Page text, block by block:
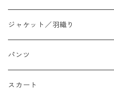
ジャケット／羽織り
パンツ
テーパード
スカート